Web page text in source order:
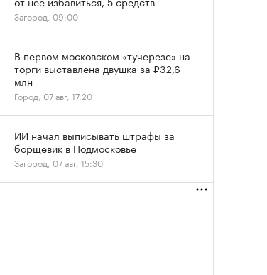
Загород, 09:00
В первом московском «тучерезе» на
торги выставлена двушка за ₽32,6
млн
Город, 07 авг, 17:20
ИИ начал выписывать штрафы за
борщевик в Подмосковье
Загород, 07 авг, 15:30